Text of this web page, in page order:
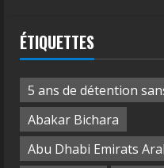
ÉTIQUETTES
5 ans de détention
Abakar Bichara
Abu Dhabi Emirats